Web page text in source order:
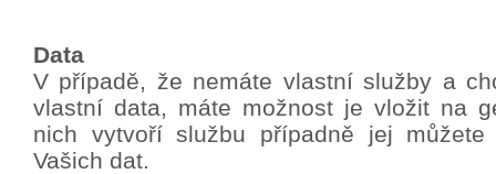
Data
V případě, že nemáte vlastní služby a
vlastní data, máte možnost je vložit na
nich vytvoří službu případně jej
Vašich dat.